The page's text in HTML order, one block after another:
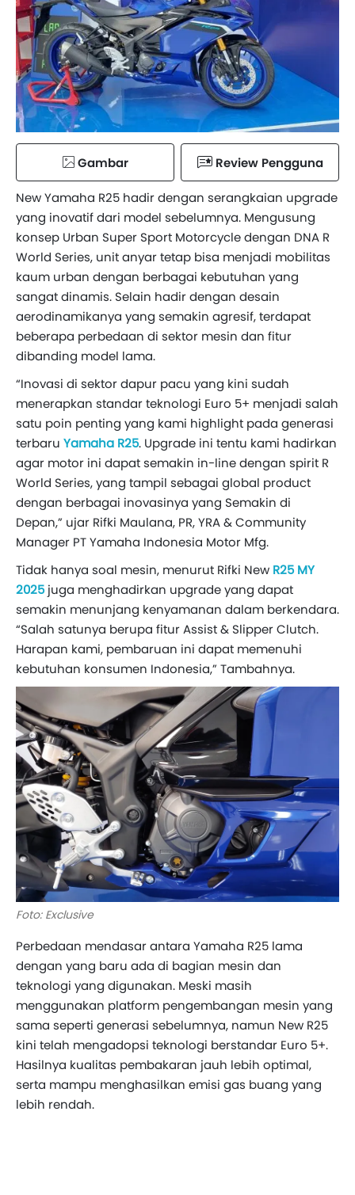
Gambar Review Pengguna
New Yamaha R25 hadir dengan serangkaian upgrade
yang inovatif dari model sebelumnya. Mengusung
konsep Urban Super Sport Motorcycle dengan DNA R
World Series, unit anyar tetap bisa menjadi mobilitas
kaum urban dengan berbagai kebutuhan yang
sangat dinamis. Selain hadir dengan desain
aerodinamikanya yang semakin agresif, terdapat
beberapa perbedaan di sektor mesin dan fitur
dibanding model lama.
“Inovasi di sektor dapur pacu yang kini sudah
menerapkan standar teknologi Euro 5+ menjadi salah
satu poin penting yang kami highlight pada generasi
terbaru Yamaha R25. Upgrade ini tentu kami hadirkan
agar motor ini dapat semakin in-line dengan spirit R
World Series, yang tampil sebagai global product
dengan berbagai inovasinya yang Semakin di
Depan,” ujar Rifki Maulana, PR, YRA & Community
Manager PT Yamaha Indonesia Motor Mfg.
Tidak hanya soal mesin, menurut Rifki New R25 MY
2025juga menghadirkan upgrade yang dapat
semakin menunjang kenyamanan dalam berkendara.
“Salah satunya berupa fitur Assist & Slipper Clutch.
Harapan kami, pembaruan ini dapat memenuhi
kebutuhan konsumen Indonesia,” Tambahnya.
Foto: Exclusive
Perbedaan mendasar antara Yamaha R25 lama
dengan yang baru ada di bagian mesin dan
teknologi yang digunakan. Meski masih
menggunakan platform pengembangan mesin yang
sama seperti generasi sebelumnya, namun New R25
kini telah mengadopsi teknologi berstandar Euro 5+.
Hasilnya kualitas pembakaran jauh lebih optimal,
serta mampu menghasilkan emisi gas buang yang
lebih rendah.